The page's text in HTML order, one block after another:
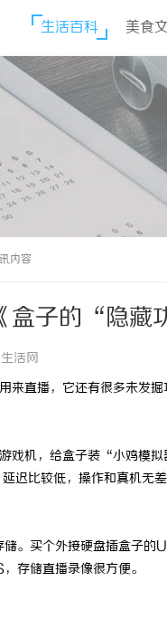
生活百科 美食
内容
盒子的“隐藏
活网
来直播，它还有很多未发
戏机，给盒子装 “小鸡模拟
延迟比较低，操作和真机无差
储。买个外接硬盘插盒子的
，存储直播录像很方便。